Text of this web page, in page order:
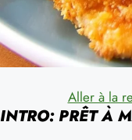
Aller à la
INTRO: PRÊT À